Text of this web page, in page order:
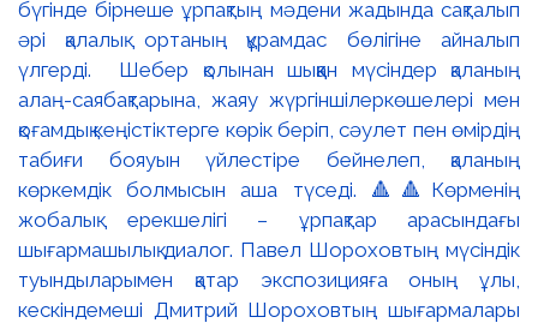
бүгінде бірнеше ұрпақтың мәдени жадында сақталып
әрі қалалық ортаның құрамдас бөлігіне айналып
үлгерді. Шебер қолынан шыққан мүсіндер қаланың
алаң-саябақтарына, жаяу жүргіншілеркөшелері мен
қоғамдық кеңістіктерге көрік беріп, сәулет пен өмірдің
табиғи бояуын үйлестіре бейнелеп, қаланың
көркемдік болмысын аша түседі. 🔺🔺Көрменің
жобалық ерекшелігі – ұрпақтар арасындағы
шығармашылық диалог. Павел Шороховтың мүсіндік
туындыларымен қатар экспозицияға оның ұлы,
кескіндемеші Дмитрий Шороховтың шығармалары